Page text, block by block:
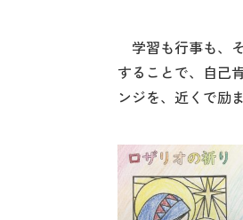
学習も行事も、
することで、自己
ンジを、近くで励